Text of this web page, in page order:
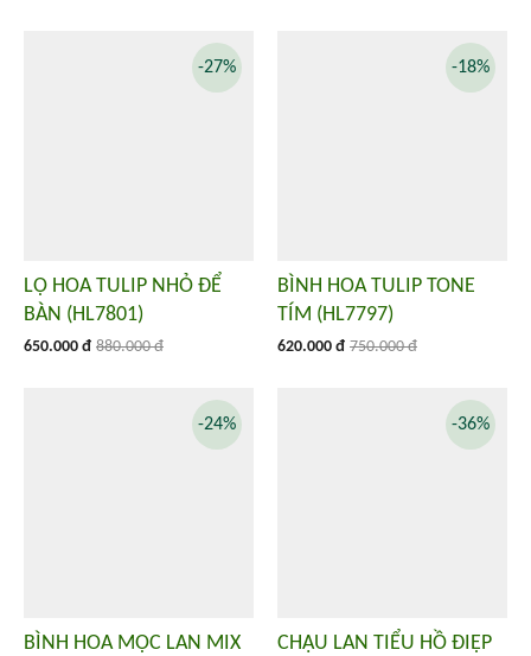
LỌ HOA TULIP NHỎ ĐỂ
BÀN (HL7801)
650.000 đ 880.000 đ
-27%
BÌNH HOA TULIP TONE
TÍM (HL7797)
620.000 đ 750.000 đ
-18%
BÌNH HOA MỘC LAN MIX
-24%
CHẬU LAN TIỂU HỒ ĐIỆP
-36%